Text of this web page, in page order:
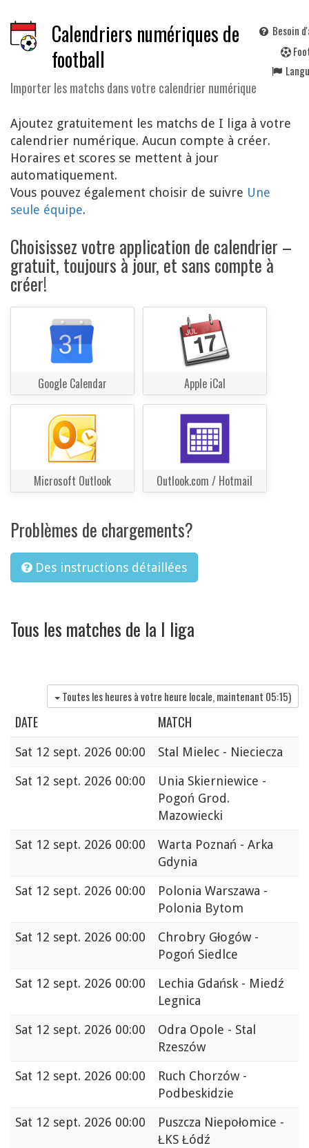
Calendriers numériques de
football
Importer les matchs dans votre calendrier numérique
Besoin
F
Ajoutez gratuitement les matchs de I liga à votre
calendrier numérique. Aucun compte à créer.
Horaires et scores se mettent à jour
automatiquement.
Vous pouvez également choisir de suivre Une
seule équipe.
Choisissez votre application de calendrier –
gratuit, toujours à jour, et sans compte à
créer!
Google Calendar Apple iCal
Microsoft Outlook Outlook.com / Hotmail
Problèmes de chargements?
Des instructions détaillées
Tous les matches de la I liga
Toutes les heures à votre heure locale, maintenant 05:15)
DATE MATCH
Sat 12 sept. 2026 00:00
Stal Mielec - Nieciecza
Sat 12 sept. 2026 00:00
Unia Skierniewice -
Pogoń Grod.
Mazowiecki
Sat 12 sept. 2026 00:00
Warta Poznań - Arka
Gdynia
Sat 12 sept. 2026 00:00
Polonia Warszawa -
Polonia Bytom
Sat 12 sept. 2026 00:00
Chrobry Głogów -
Pogoń Siedlce
Sat 12 sept. 2026 00:00
Lechia Gdańsk - Miedź
Legnica
Sat 12 sept. 2026 00:00
Odra Opole - Stal
Rzeszów
Sat 12 sept. 2026 00:00
Ruch Chorzów -
Podbeskidzie
Sat 12 sept. 2026 00:00
Puszcza Niepołomice -
ŁKS Łódź